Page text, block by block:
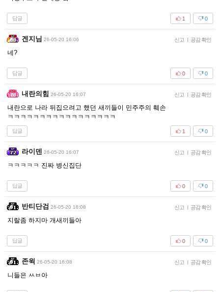
답글 0
1
겐지님 26-05-20 16:06 신고 | 공감 확인
네?
답글 0
0
내란의힘 26-05-20 16:07 신고 | 공감 확인
내란으로 나라 뒤집으려고 했던 새끼들이 민주주의 훼손
ㅋㅋㅋㅋㅋㅋㅋㅋㅋㅋㅋㅋㅋㅋㅋㅋㅋ
답글 0
1
라이덴 26-05-20 16:07 신고 | 공감 확인
ㅋㅋㅋㅋㅋ 진짜 병신집단
답글 0
0
반티단검 26-05-20 16:08 신고 | 공감 확인
지랄좀 하지마 개새끼들아
답글 0
0
존윅 26-05-20 16:08 신고 | 공감 확인
니들은 ㅆㅂ아